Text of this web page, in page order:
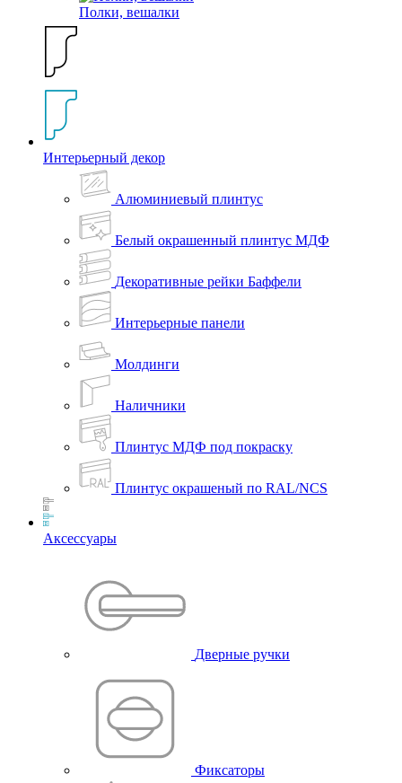
Полки, вешалки
Интерьерный декор
Алюминиевый плинтус
Белый окрашенный плинтус МДФ
Декоративные рейки Баффели
Интерьерные панели
Молдинги
Наличники
Плинтус МДФ под покраску
Плинтус окрашеный по RAL/NCS
Аксессуары
Дверные ручки
Фиксаторы